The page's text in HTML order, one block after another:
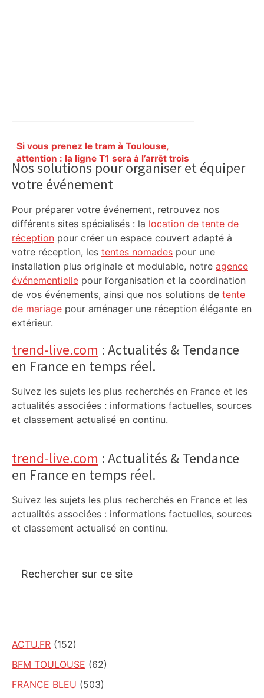
Si vous prenez le tram à Toulouse,
attention : la ligne T1 sera à l’arrêt trois
soirs cette semaine, voici les
alternatives – ladepeche.fr
Primary
Sidebar
Nos solutions pour organiser et équiper
votre événement
Pour préparer votre événement, retrouvez nos
différents sites spécialisés : la location de tente de
réception pour créer un espace couvert adapté à
votre réception, les tentes nomades pour une
installation plus originale et modulable, notre agence
événementielle pour l’organisation et la coordination
de vos événements, ainsi que nos solutions de tente
de mariage pour aménager une réception élégante en
extérieur.
trend-live.com : Actualités & Tendance
en France en temps réel.
Suivez les sujets les plus recherchés en France et les
actualités associées : informations factuelles, sources
et classement actualisé en continu.
trend-live.com : Actualités & Tendance
en France en temps réel.
Suivez les sujets les plus recherchés en France et les
actualités associées : informations factuelles, sources
et classement actualisé en continu.
sur
ACTU.FR (152)
BFM TOULOUSE (62)
FRANCE BLEU (503)